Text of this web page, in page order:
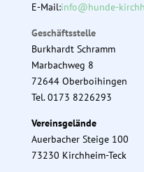
E-Mail:info@hunde-
Geschäftsstelle
Burkhardt Schramm
Marbachweg 8
72644 Oberboihingen
Tel. 0173 8226293
Vereinsgelände
Auerbacher Steige 100
73230 Kirchheim-Teck